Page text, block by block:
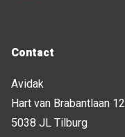
Contact
Avidak
Hart van Brabantlaan 12
5038 JL Tilburg